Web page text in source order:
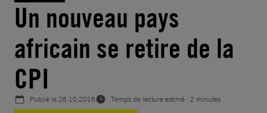
Un nouveau pays
africain se retire de la
CPI
Publié le26.10.2016
Temps de lecture estimé : 2 minutes